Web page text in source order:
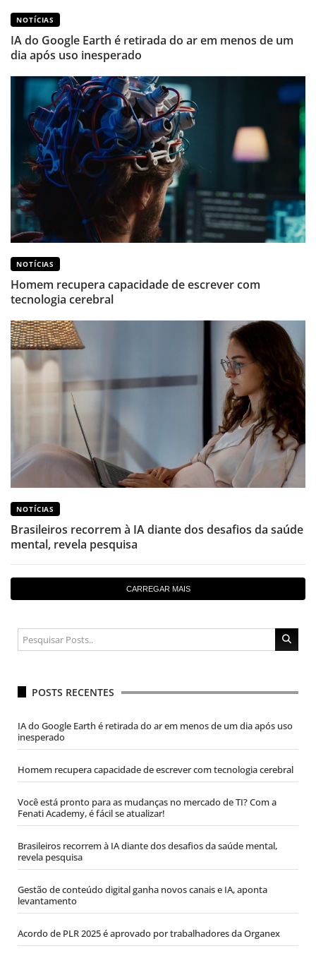
NOTÍCIAS
IA do Google Earth é retirada do ar em menos de um
dia após uso inesperado
NOTÍCIAS
Homem recupera capacidade de escrever com
tecnologia cerebral
NOTÍCIAS
Brasileiros recorrem à IA diante dos desafios da saúde
mental, revela pesquisa
CARREGAR MAIS
POSTS RECENTES
IA do Google Earth é retirada do ar em menos de um dia após uso
inesperado
Homem recupera capacidade de escrever com tecnologia cerebral
Você está pronto para as mudanças no mercado de TI? Com a
Fenati Academy, é fácil se atualizar!
Brasileiros recorrem à IA diante dos desafios da saúde mental,
revela pesquisa
Gestão de conteúdo digital ganha novos canais e IA, aponta
levantamento
Acordo de PLR 2025 é aprovado por trabalhadores da Organex